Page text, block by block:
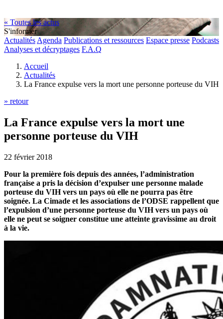
« Toutes les actus
S'informer
Actualités Agenda Publications et ressources Espace presse Podcasts
Analyses et décryptages F.A.Q
Accueil
Actualités
La France expulse vers la mort une personne porteuse du VIH
» retour
La France expulse vers la mort une
personne porteuse du VIH
22 février 2018
Pour la première fois depuis des années, l’administration
française a pris la décision d’expulser une personne malade
porteuse du VIH vers un pays où elle ne pourra pas être
soignée. La Cimade et les associations de l’ODSE rappellent que
l’expulsion d’une personne porteuse du VIH vers un pays où
elle ne peut se soigner constitue une atteinte gravissime au droit
à la vie.